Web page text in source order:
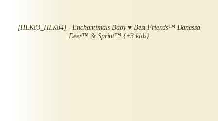
[HLK83_HLK84] - Enchantimals Baby ♥ Best Friends™ Danessa
Deer™ & Sprint™ {+3 kids}